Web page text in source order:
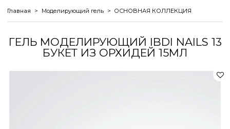
Главная Моделирующий гель ОСНОВНАЯ КОЛЛЕКЦИЯ
ГЕЛЬ МОДЕЛИРУЮЩИЙ IBDI NAILS 13
БУКЕТ ИЗ ОРХИДЕЙ 15МЛ